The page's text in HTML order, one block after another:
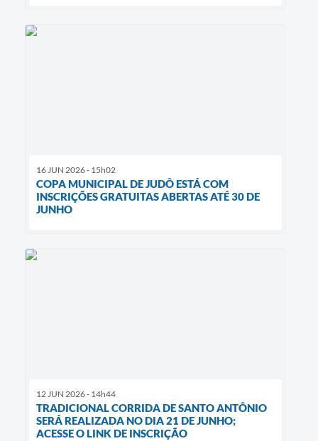
16 JUN 2026 - 15h02
COPA MUNICIPAL DE JUDÔ ESTÁ COM
INSCRIÇÕES GRATUITAS ABERTAS ATÉ 30 DE
JUNHO
12 JUN 2026 - 14h44
TRADICIONAL CORRIDA DE SANTO ANTÔNIO
SERÁ REALIZADA NO DIA 21 DE JUNHO;
ACESSE O LINK DE INSCRIÇÃO